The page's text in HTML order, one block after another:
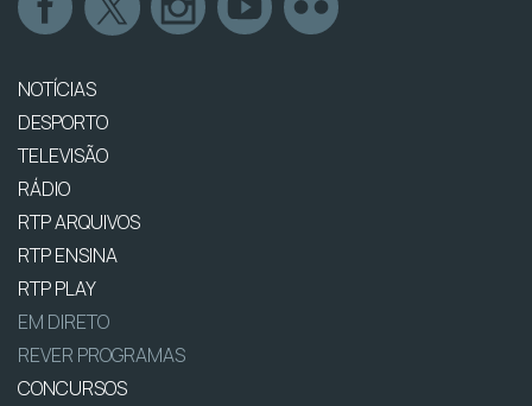
NOTÍCIAS
DESPORTO
TELEVISÃO
RÁDIO
RTP ARQUIVOS
RTP ENSINA
RTP PLAY
EM DIRETO
REVER PROGRAMAS
CONCURSOS